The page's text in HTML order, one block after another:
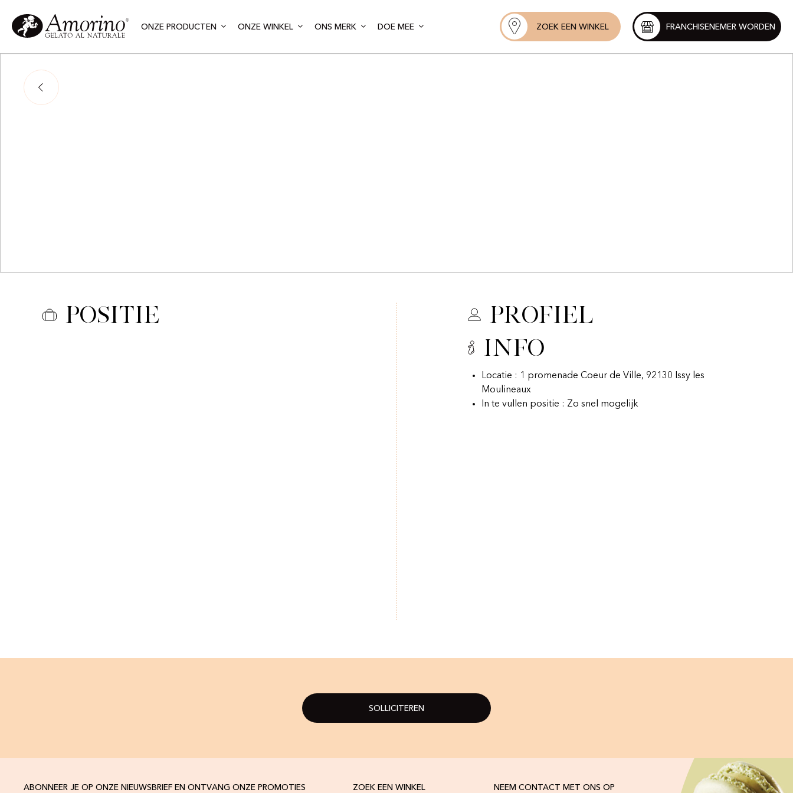
ONZE PRODUCTEN ONZE WINKEL ONS MERK DOE MEE ZOEK EEN WINKEL FRANCHISENEMER WORDEN
Positie
Profiel
Info
Locatie : 1 promenade Coeur de Ville, 92130 Issy les
Moulineaux
In te vullen positie : Zo snel mogelijk
SOLLICITEREN
ABONNEER JE OP ONZE NIEUWSBRIEF EN ONTVANG ONZE PROMOTIES ZOEK EEN WINKEL NEEM CONTACT MET ONS OP